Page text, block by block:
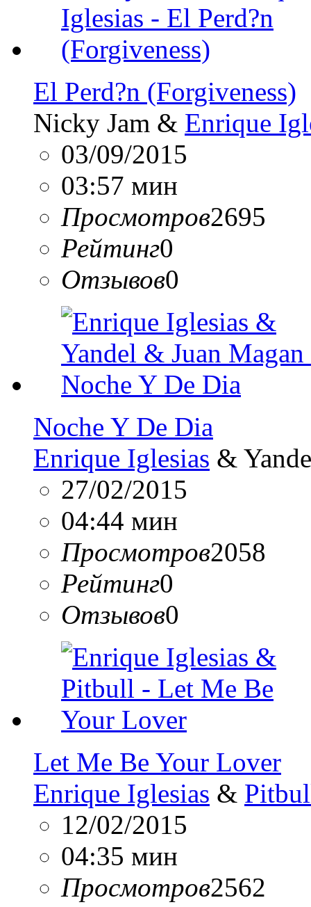
El Perd?n (Forgiveness)
Nicky Jam & Enrique
03/09/2015
03:57 мин
Просмотров2695
Рейтинг0
Отзывов0
Noche Y De Dia
Enrique Iglesias &
27/02/2015
04:44 мин
Просмотров2058
Рейтинг0
Отзывов0
Let Me Be Your Lover
Enrique Iglesias &
12/02/2015
04:35 мин
Просмотров2562